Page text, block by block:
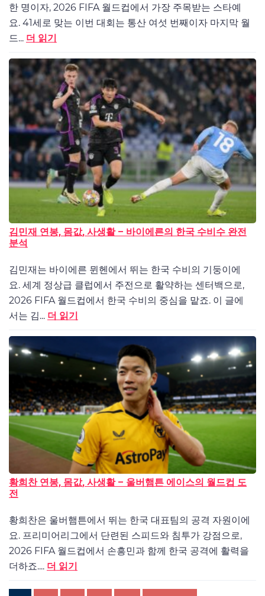
한 명이자, 2026 FIFA 월드컵에서 가장 주목받는 스타예
요. 41세로 맞는 이번 대회는 통산 여섯 번째이자 마지막 월
드... 더 읽기
김민재 연봉, 몸값, 사생활 – 바이에른의 한국 수비수 완전
분석
김민재는 바이에른 뮌헨에서 뛰는 한국 수비의 기둥이에
요. 세계 정상급 클럽에서 주전으로 활약하는 센터백으로,
2026 FIFA 월드컵에서 한국 수비의 중심을 맡죠. 이 글에
서는 김... 더 읽기
황희찬 연봉, 몸값, 사생활 – 울버햄튼 에이스의 월드컵 도
전
황희찬은 울버햄튼에서 뛰는 한국 대표팀의 공격 자원이에
요. 프리미어리그에서 단련된 스피드와 침투가 강점으로,
2026 FIFA 월드컵에서 손흥민과 함께 한국 공격에 활력을
더하죠.... 더 읽기